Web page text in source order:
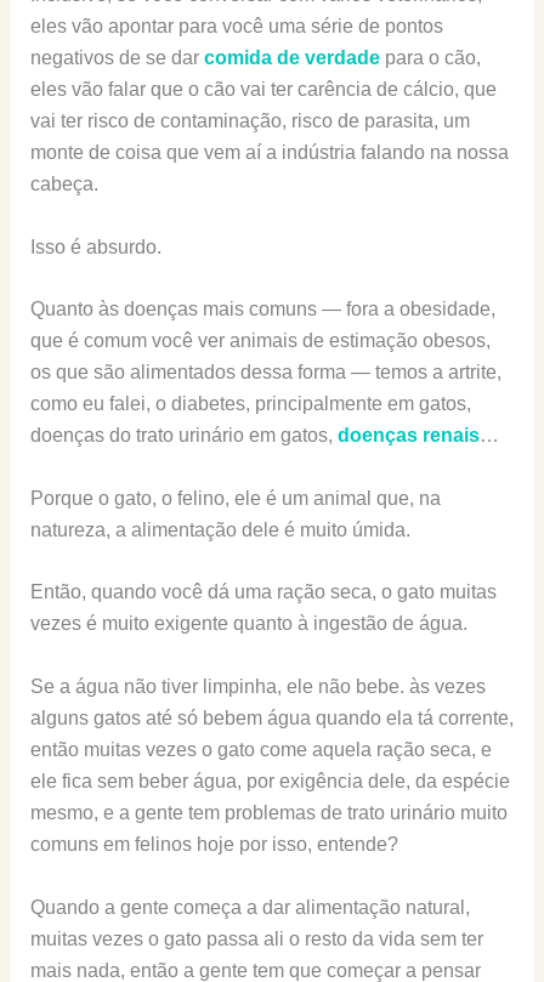
eles vão apontar para você uma série de pontos
negativos de se dar comida de verdadepara o cão,
eles vão falar que o cão vai ter carência de cálcio, que
vai ter risco de contaminação, risco de parasita, um
monte de coisa que vem aí a indústria falando na nossa
cabeça.
Isso é absurdo.
Quanto às doenças mais comuns — fora a obesidade,
que é comum você ver animais de estimação obesos,
os que são alimentados dessa forma — temos a artrite,
como eu falei, o diabetes, principalmente em gatos,
doenças do trato urinário em gatos, doenças renais…
Porque o gato, o felino, ele é um animal que, na
natureza, a alimentação dele é muito úmida.
Então, quando você dá uma ração seca, o gato muitas
vezes é muito exigente quanto à ingestão de água.
Se a água não tiver limpinha, ele não bebe. às vezes
alguns gatos até só bebem água quando ela tá corrente,
então muitas vezes o gato come aquela ração seca, e
ele fica sem beber água, por exigência dele, da espécie
mesmo, e a gente tem problemas de trato urinário muito
comuns em felinos hoje por isso, entende?
Quando a gente começa a dar alimentação natural,
muitas vezes o gato passa ali o resto da vida sem ter
mais nada, então a gente tem que começar a pensar